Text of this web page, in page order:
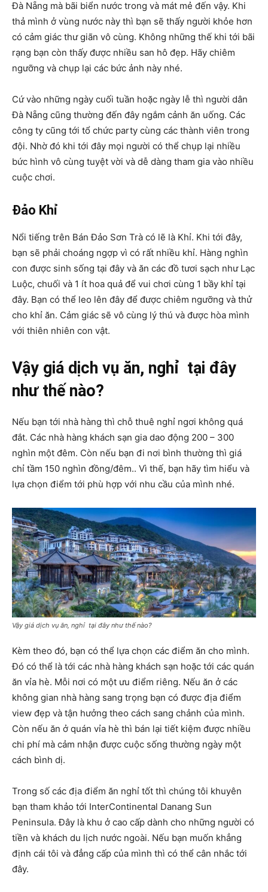
Đà Nẵng mà bãi biển nước trong và mát mẻ đến vậy. Khi
thả mình ở vùng nước này thì bạn sẽ thấy người khỏe hơn
có cảm giác thư giãn vô cùng. Không những thế khi tới bãi
rạng bạn còn thấy được nhiều san hô đẹp. Hãy chiêm
ngưỡng và chụp lại các bức ảnh này nhé.
Cứ vào những ngày cuối tuần hoặc ngày lễ thì người dân
Đà Nẵng cũng thường đến đây ngắm cảnh ăn uống. Các
công ty cũng tới tổ chức party cùng các thành viên trong
đội. Nhờ đó khi tới đây mọi người có thể chụp lại nhiều
bức hình vô cùng tuyệt vời và dễ dàng tham gia vào nhiều
cuộc chơi.
Đảo Khỉ
Nổi tiếng trên Bán Đảo Sơn Trà có lẽ là Khỉ. Khi tới đây,
bạn sẽ phải choáng ngợp vì có rất nhiều khỉ. Hàng nghìn
con được sinh sống tại đây và ăn các đồ tươi sạch như Lạc
Luộc, chuối và 1 ít hoa quả để vui chơi cùng 1 bầy khỉ tại
đây. Bạn có thể leo lên đây để được chiêm ngưỡng và thử
cho khỉ ăn. Cảm giác sẽ vô cùng lý thú và được hòa mình
với thiên nhiên con vật.
Vậy giá dịch vụ ăn, nghỉ tại đây
như thế nào?
Nếu bạn tới nhà hàng thì chỗ thuê nghỉ ngơi không quá
đắt. Các nhà hàng khách sạn gia dao động 200 – 300
nghìn một đêm. Còn nếu bạn đi nơi bình thường thì giá
chỉ tầm 150 nghìn đồng/đêm.. Vì thế, bạn hãy tìm hiểu và
lựa chọn điểm tới phù hợp với nhu cầu của mình nhé.
Vậy giá dịch vụ ăn, nghỉ tại đây như thế nào?
Kèm theo đó, bạn có thể lựa chọn các điểm ăn cho mình.
Đó có thể là tới các nhà hàng khách sạn hoặc tới các quán
ăn vỉa hè. Mỗi nơi có một ưu điểm riêng. Nếu ăn ở các
không gian nhà hàng sang trọng bạn có được địa điểm
view đẹp và tận hưởng theo cách sang chảnh của mình.
Còn nếu ăn ở quán vỉa hè thì bán lại tiết kiệm được nhiều
chi phí mà cảm nhận được cuộc sống thường ngày một
cách bình dị.
Trong số các địa điểm ăn nghỉ tốt thì chúng tôi khuyên
bạn tham khảo tới InterContinental Danang Sun
Peninsula. Đây là khu ở cao cấp dành cho những người có
tiền và khách du lịch nước ngoài. Nếu bạn muốn khẳng
định cái tôi và đẳng cấp của mình thì có thể cân nhắc tới
đây.